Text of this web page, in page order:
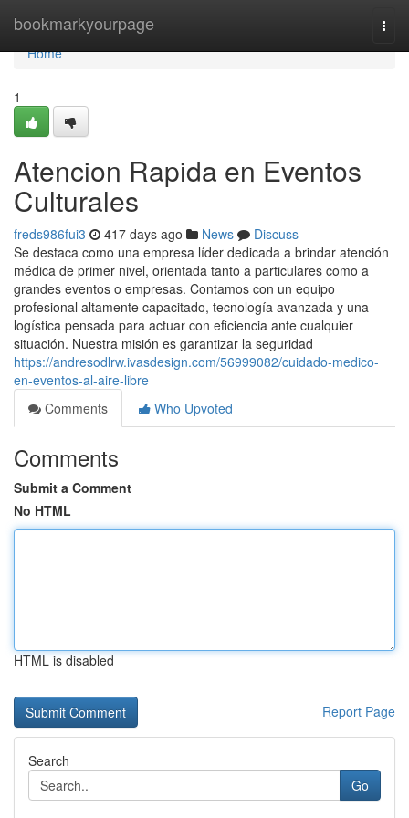
bookmarkyourpage
Home
Home
1
Atencion Rapida en Eventos
Culturales
freds986fui3 417 days ago News
Discuss
Se destaca como una empresa líder dedicada a brindar atención
médica de primer nivel, orientada tanto a particulares como a
grandes eventos o empresas. Contamos con un equipo
profesional altamente capacitado, tecnología avanzada y una
logística pensada para actuar con eficiencia ante cualquier
situación. Nuestra misión es garantizar la seguridad
https://andresodlrw.ivasdesign.com/56999082/cuidado-medico-
en-eventos-al-aire-libre
Comments
Who Upvoted
Comments
Submit a Comment
No HTML
HTML is disabled
Report Page
Search
Go